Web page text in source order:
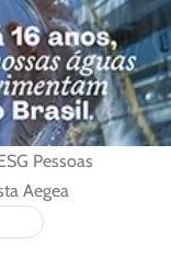
Pessoas
Aegea